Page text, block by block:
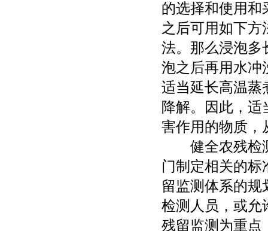
的选择和使用和
之后可用如下
法。那么浸泡多
泡之后再用水
适当延长高温蒸
降解。因此，
害作用的物质
健全农残检测
门制定相关的标
留监测体系的规
检测人员，或允
残留监测为重点